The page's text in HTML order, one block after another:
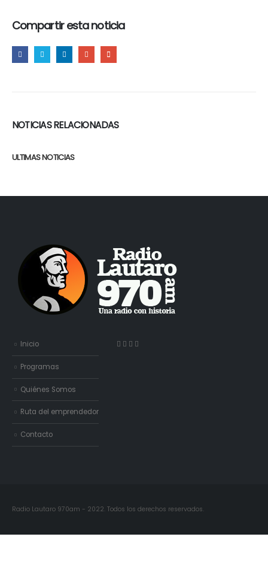
Compartir esta noticia
NOTICIAS RELACIONADAS
ULTIMAS NOTICIAS
Inicio
Programas
Quiénes Somos
Ruta del emprendedor
Contacto
Radio Lautaro 970am - 2022. Todos los derechos reservados.